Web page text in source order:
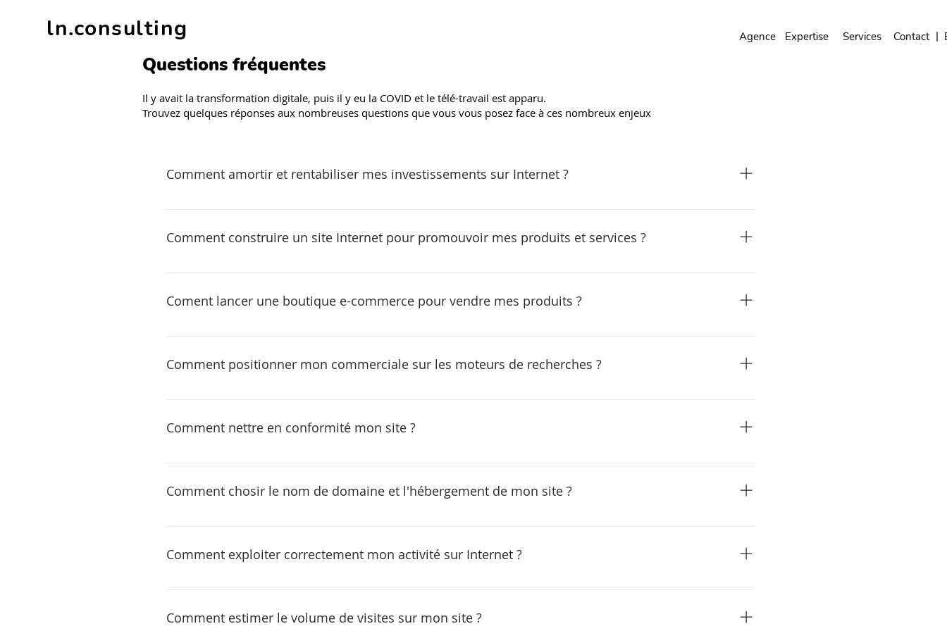
ln.consulting Agence Expertise Services Contact |
Questions fréquentes
Il y avait la transformation digitale, puis il y eu la COVID et le télé-travail est apparu.
Trouvez quelques réponses aux nombreuses questions que vous vous posez face à ces nombreux enjeux
Comment amortir et rentabiliser mes investissements sur Internet ?
Comment construire un site Internet pour promouvoir mes produits et services ?
Coment lancer une boutique e-commerce pour vendre mes produits ?
Comment positionner mon commerciale sur les moteurs de recherches ?
Comment nettre en conformité mon site ?
Comment chosir le nom de domaine et l'hébergement de mon site ?
Enter your answer here
Comment exploiter correctement mon activité sur Internet ?
Dans son intégralité
Comment estimer le volume de visites sur mon site ?